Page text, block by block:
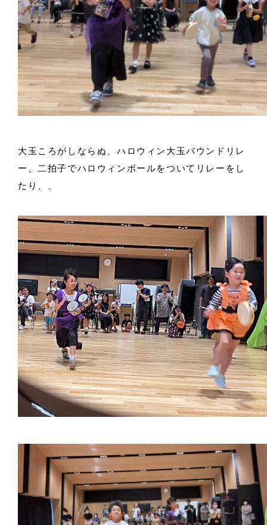
大玉ころがしならぬ、ハロウィン大玉バウンドリレ
ー、二拍子でハロウィンボールをついてリレーをし
たり、、